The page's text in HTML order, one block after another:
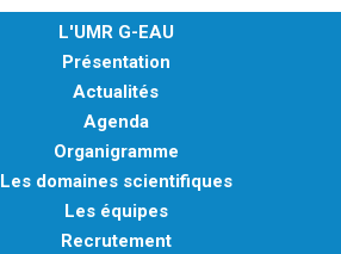
L'UMR G-EAU
Présentation
Actualités
Agenda
Organigramme
Les domaines scientifiques
Les équipes
Recrutement